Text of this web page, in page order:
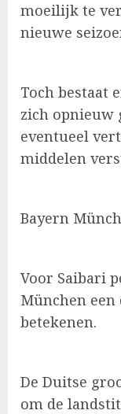
moeilijk te
nieuwe
Toch bestaat
zich opnieuw
eventueel
middelen
Bayern
Voor Saibari
München
betekenen.
De Duitse
om de